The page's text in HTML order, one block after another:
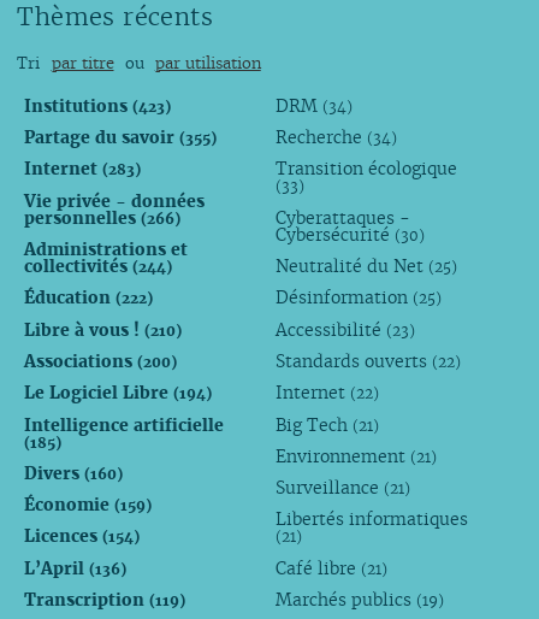
Thèmes récents
Tri par titre ou par utilisation
Institutions (423)
Partage du savoir (355)
Internet (283)
Vie privée - données
personnelles (266)
Administrations et
collectivités (244)
Éducation (222)
Libre à vous ! (210)
Associations (200)
Le Logiciel Libre (194)
Intelligence artificielle
(185)
Divers (160)
Économie (159)
Licences (154)
L’April (136)
Transcription (119)
DRM (34)
Recherche (34)
Transition écologique
(33)
Cyberattaques -
Cybersécurité (30)
Neutralité du Net (25)
Désinformation (25)
Accessibilité (23)
Standards ouverts (22)
Internet (22)
Big Tech (21)
Environnement (21)
Surveillance (21)
Libertés informatiques
(21)
Café libre (21)
Marchés publics (19)